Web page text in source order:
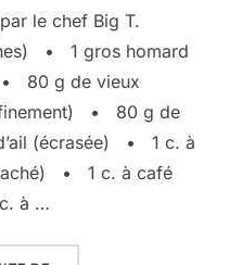
le chef Big T.
• 1 gros homard
80 g de vieux
finement) • 80 g de
(écrasée) • 1 c. à
• 1 c. à café
à …